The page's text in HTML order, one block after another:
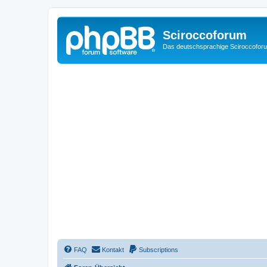
Sciroccoforum
Das deutschsprachige
FAQ Kontakt Subscriptions